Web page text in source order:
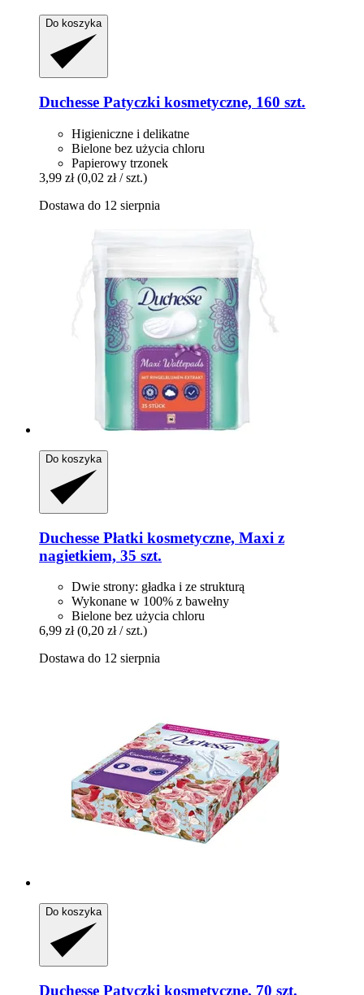
Do koszyka
Duchesse Patyczki kosmetyczne, 160 szt.
Higieniczne i delikatne
Bielone bez użycia chloru
Papierowy trzonek
3,99 zł (0,02 zł / szt.)
Dostawa do 12 sierpnia
Do koszyka
Duchesse Płatki kosmetyczne, Maxi z
nagietkiem, 35 szt.
Dwie strony: gładka i ze strukturą
Wykonane w 100% z bawełny
Bielone bez użycia chloru
6,99 zł (0,20 zł / szt.)
Dostawa do 12 sierpnia
Do koszyka
Duchesse Patyczki kosmetyczne, 70 szt.